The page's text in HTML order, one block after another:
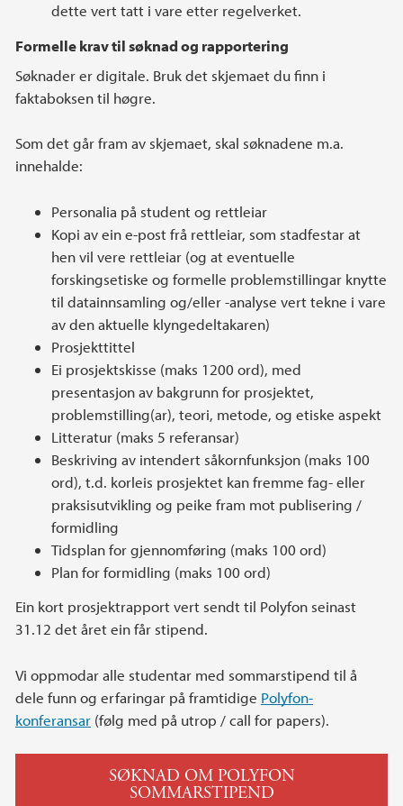
dette vert tatt i vare etter regelverket.
Formelle krav til søknad og rapportering
Søknader er digitale. Bruk det skjemaet du finn i
faktaboksen til høgre.
Som det går fram av skjemaet, skal søknadene m.a.
innehalde:
Personalia på student og rettleiar
Kopi av ein e-post frå rettleiar, som stadfestar at
hen vil vere rettleiar (og at eventuelle
forskingsetiske og formelle problemstillingar knytte
til datainnsamling og/eller -analyse vert tekne i vare
av den aktuelle klyngedeltakaren)
Prosjekttittel
Ei prosjektskisse (maks 1200 ord), med
presentasjon av bakgrunn for prosjektet,
problemstilling(ar), teori, metode, og etiske aspekt
Litteratur (maks 5 referansar)
Beskriving av intendert såkornfunksjon (maks 100
ord), t.d. korleis prosjektet kan fremme fag- eller
praksisutvikling og peike fram mot publisering /
formidling
Tidsplan for gjennomføring (maks 100 ord)
Plan for formidling (maks 100 ord)
Ein kort prosjektrapport vert sendt til Polyfon seinast
31.12 det året ein får stipend.
Vi oppmodar alle studentar med sommarstipend til å
dele funn og erfaringar på framtidige Polyfon-
konferansar (følg med på utrop / call for papers).
SØKNAD OM POLYFON
SOMMARSTIPEND